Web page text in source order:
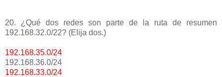
20. ¿Qué dos redes son parte de la ruta de resumen
192.168.32.0/22? (Elija dos.)
192.168.35.0/24
192.168.36.0/24
192.168.33.0/24